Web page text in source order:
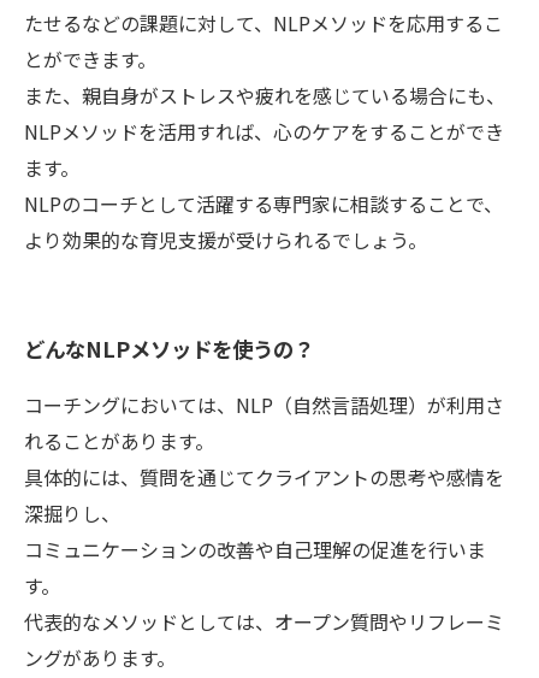
たせるなどの課題に対して、NLPメソッドを応用するこ
とができます。
また、親自身がストレスや疲れを感じている場合にも、
NLPメソッドを活用すれば、心のケアをすることができ
ます。
NLPのコーチとして活躍する専門家に相談することで、
より効果的な育児支援が受けられるでしょう。
どんなNLPメソッドを使うの？
コーチングにおいては、NLP（自然言語処理）が利用さ
れることがあります。
具体的には、質問を通じてクライアントの思考や感情を
深掘りし、
コミュニケーションの改善や自己理解の促進を行いま
す。
代表的なメソッドとしては、オープン質問やリフレーミ
ングがあります。